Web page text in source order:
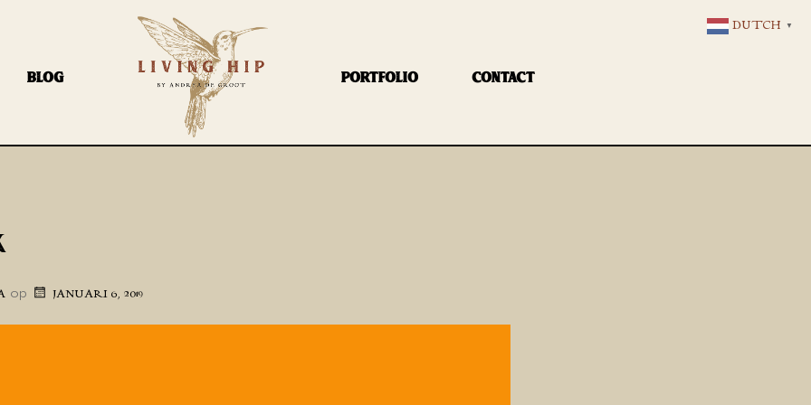
BLOG PORTFOLIO CONTACT
op JANUARI 6, 2019
DUTCH ▼